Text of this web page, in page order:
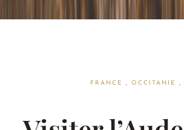
FRANCE , OCCITANIE ,